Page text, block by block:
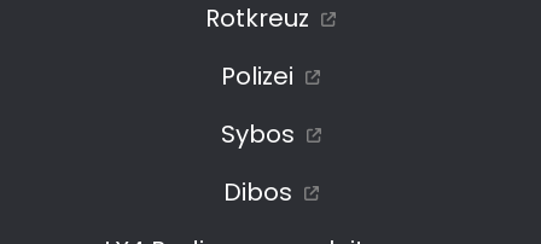
Rotkreuz
Polizei
Sybos
Dibos